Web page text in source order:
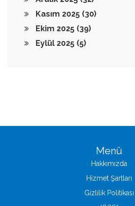
Kasım 2025 (30)
Ekim 2025 (39)
Eylül 2025 (5)
Menü
Hakkımızda
Hizmet Şartları
Gizlilik Politikası